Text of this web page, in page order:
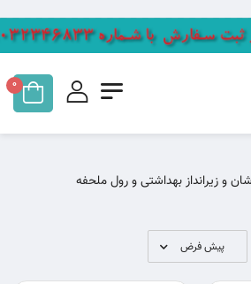
0
و زیرانداز بهداشتی و رول ملحفه